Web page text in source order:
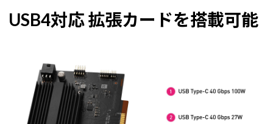
USB4対応 拡張カードを搭載可能